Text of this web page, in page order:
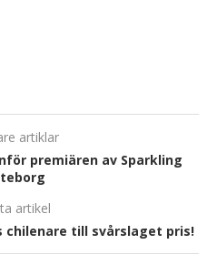
artiklar
premiären av Sparkling
artikel
chilenare till svårslaget pris!